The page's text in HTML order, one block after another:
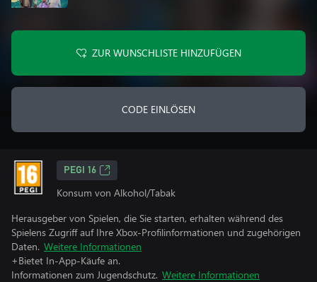
ZUR WUNSCHLISTE HINZUFÜGEN
CODE EINLÖSEN
PEGI 16
Konsum von Alkohol/Tabak
Herausgeber von Spielen, die Sie starten, erhalten während des
Spielens Zugriff auf Ihre Xbox-Profilinformationen und zugehörigen
Daten. Weitere Informationen
+Bietet In-App-Käufe an.
Informationen zum Jugendschutz. Weitere Informationen